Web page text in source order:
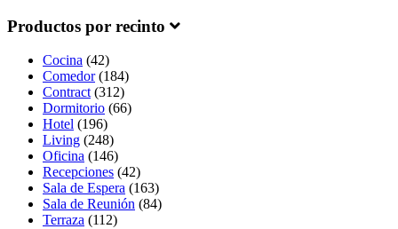
Productos por recinto
Cocina (42)
Comedor(184)
Contract (312)
Dormitorio (66)
Hotel (196)
Living (248)
Oficina (146)
Recepciones (42)
Sala de Espera (163)
Sala de Reunión (84)
Terraza (112)